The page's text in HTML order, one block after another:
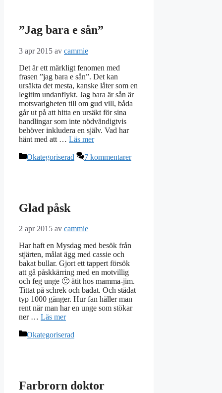
”Jag bara e sån”
3 apr 2015 av cammie
Det är ett märkligt fenomen med
frasen ”jag bara e sån”. Det kan
ursäkta det mesta, kanske låter som en
legitim undanflykt. Jag bara är sån är
motsvarigheten till om gud vill, båda
går ut på att hitta en ursäkt för sina
handlingar som inte nödvändigtvis
behöver inkludera en själv. Vad har
hänt med att … Läs mer
Kategorier
Okategoriserad 7 kommentarer
Glad påsk
2 apr 2015 av cammie
Har haft en Mysdag med besök från
stjärten, målat ägg med cassie och
bakat bullar. Gjort ett tappert försök
att gå påskkärring med en motvillig
och feg unge 🙂 ätit hos mamma-jim.
Tittat på schrek och badat. Och städat
typ 1000 gånger. Hur fan håller man
rent när man har en unge som stökar
ner … Läs mer
Kategorier
Okategoriserad
Farbrorn doktor